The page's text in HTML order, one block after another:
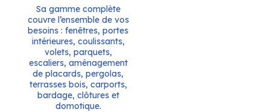
Sa gamme complète
couvre l’ensemble de vos
besoins : fenêtres, portes
intérieures, coulissants,
volets, parquets,
escaliers, aménagement
de placards, pergolas,
terrasses bois, carports,
bardage, clôtures et
domotique.